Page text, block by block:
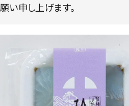
願い申し上げます。